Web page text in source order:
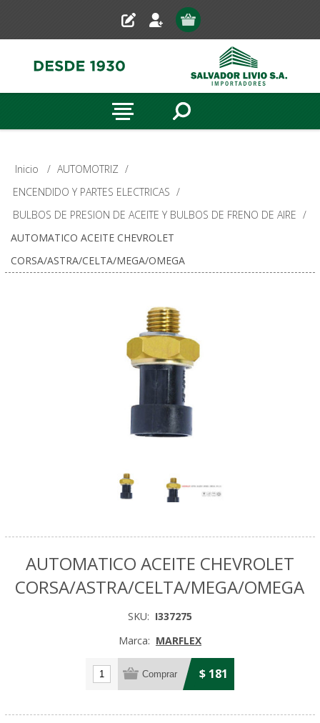
Inicio / AUTOMOTRIZ /
ENCENDIDO Y PARTES ELECTRICAS /
BULBOS DE PRESION DE ACEITE Y BULBOS DE FRENO DE AIRE /
AUTOMATICO ACEITE CHEVROLET
CORSA/ASTRA/CELTA/MEGA/OMEGA
AUTOMATICO ACEITE CHEVROLET
CORSA/ASTRA/CELTA/MEGA/OMEGA
SKU: I337275
Marca: MARFLEX
$ 181